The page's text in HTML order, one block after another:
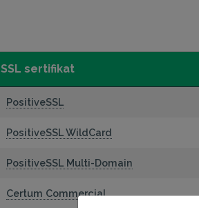
SSL sertifikat
PositiveSSL
PositiveSSL WildCard
PositiveSSL Multi-Domain
Certum Commercial